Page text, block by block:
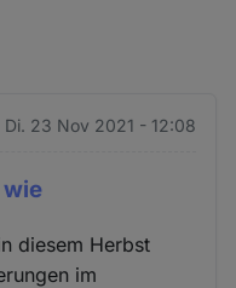
Di. 23 Nov 2021 - 12:08
wie
diesem Herbst
im